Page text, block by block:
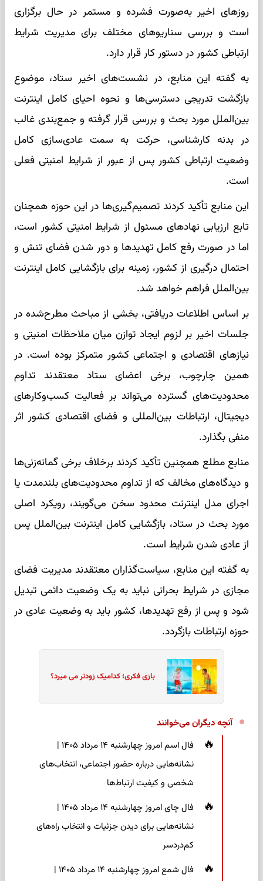
روزهای اخیر به‌صورت فشرده و مستمر در حال برگزاری
است و بررسی سناریوهای مختلف برای مدیریت شرایط
ارتباطی کشور در دستور کار قرار دارد.
به گفته این منابع، در نشست‌های اخیر ستاد، موضوع
بازگشت تدریجی دسترسی‌ها و نحوه احیای کامل اینترنت
بین‌الملل مورد بحث و بررسی قرار گرفته و جمع‌بندی غالب
در بدنه کارشناسی، حرکت به سمت عادی‌سازی کامل
وضعیت ارتباطی کشور پس از عبور از شرایط امنیتی فعلی
است.
این منابع تأکید کردند تصمیم‌گیری‌ها در این حوزه همچنان
تابع ارزیابی نهادهای مسئول از شرایط امنیتی کشور است،
اما در صورت رفع کامل تهدیدها و دور شدن فضای تنش و
احتمال درگیری از کشور، زمینه برای بازگشایی کامل اینترنت
بین‌الملل فراهم خواهد شد.
بر اساس اطلاعات دریافتی، بخشی از مباحث مطرح‌شده در
جلسات اخیر بر لزوم ایجاد توازن میان ملاحظات امنیتی و
نیازهای اقتصادی و اجتماعی کشور متمرکز بوده است. در
همین چارچوب، برخی اعضای ستاد معتقدند تداوم
محدودیت‌های گسترده می‌تواند بر فعالیت کسب‌وکارهای
دیجیتال، ارتباطات بین‌المللی و فضای اقتصادی کشور اثر
منفی بگذارد.
منابع مطلع همچنین تأکید کردند برخلاف برخی گمانه‌زنی‌ها
و دیدگاه‌های مخالف که از تداوم محدودیت‌های بلندمدت یا
اجرای مدل اینترنت محدود سخن می‌گویند، رویکرد اصلی
مورد بحث در ستاد، بازگشایی کامل اینترنت بین‌الملل پس
از عادی شدن شرایط است.
به گفته این منابع، سیاست‌گذاران معتقدند مدیریت فضای
مجازی در شرایط بحرانی نباید به یک وضعیت دائمی تبدیل
شود و پس از رفع تهدیدها، کشور باید به وضعیت عادی در
حوزه ارتباطات بازگردد.
بازی فکری؛ کدامیک زودتر می میرد؟
آنچه دیگران می‌خوانند
فال اسم امروز چهارشنبه ۱۴ مرداد ۱۴۰۵ |
نشانه‌هایی درباره حضور اجتماعی، انتخاب‌های
شخصی و کیفیت ارتباط‌ها
فال چای امروز چهارشنبه ۱۴ مرداد ۱۴۰۵ |
نشانه‌هایی برای دیدن جزئیات و انتخاب راه‌های
کم‌دردسر
فال شمع امروز چهارشنبه ۱۴ مرداد ۱۴۰۵ |